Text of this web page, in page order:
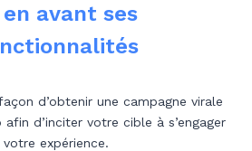
avant ses
d’obtenir une campagne virale
d’inciter votre cible à s’engager
expérience.